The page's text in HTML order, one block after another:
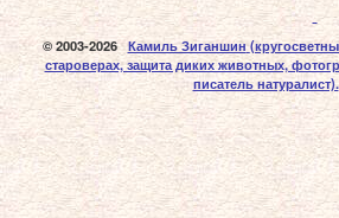
© 2003-2026 Камиль Зиганшин
староверах, защита диких животных,
писатель натуралист).